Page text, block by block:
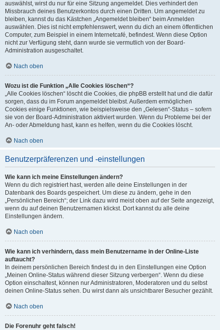
auswählst, wirst du nur für eine Sitzung angemeldet. Dies verhindert den
Missbrauch deines Benutzerkontos durch einen Dritten. Um angemeldet zu
bleiben, kannst du das Kästchen „Angemeldet bleiben“ beim Anmelden
auswählen. Dies ist nicht empfehlenswert, wenn du dich an einem öffentlichen
Computer, zum Beispiel in einem Internetcafé, befindest. Wenn diese Option
nicht zur Verfügung steht, dann wurde sie vermutlich von der Board-
Administration ausgeschaltet.
Nach oben
Wozu ist die Funktion „Alle Cookies löschen“?
„Alle Cookies löschen“ löscht die Cookies, die phpBB erstellt hat und die dafür
sorgen, dass du im Forum angemeldet bleibst. Außerdem ermöglichen
Cookies einige Funktionen, wie beispielsweise den „Gelesen“-Status – sofern
sie von der Board-Administration aktiviert wurden. Wenn du Probleme bei der
An- oder Abmeldung hast, kann es helfen, wenn du die Cookies löscht.
Nach oben
Benutzerpräferenzen und -einstellungen
Wie kann ich meine Einstellungen ändern?
Wenn du dich registriert hast, werden alle deine Einstellungen in der
Datenbank des Boards gespeichert. Um diese zu ändern, gehe in den
„Persönlichen Bereich“; der Link dazu wird meist oben auf der Seite angezeigt,
wenn du auf deinen Benutzernamen klickst. Dort kannst du alle deine
Einstellungen ändern.
Nach oben
Wie kann ich verhindern, dass mein Benutzername in der Online-Liste
auftaucht?
In deinem persönlichen Bereich findest du in den Einstellungen eine Option
„Meinen Online-Status während dieser Sitzung verbergen“. Wenn du diese
Option einschaltest, können nur Administratoren, Moderatoren und du selbst
deinen Online-Status sehen. Du wirst dann als unsichtbarer Besucher gezählt.
Nach oben
Die Forenuhr geht falsch!